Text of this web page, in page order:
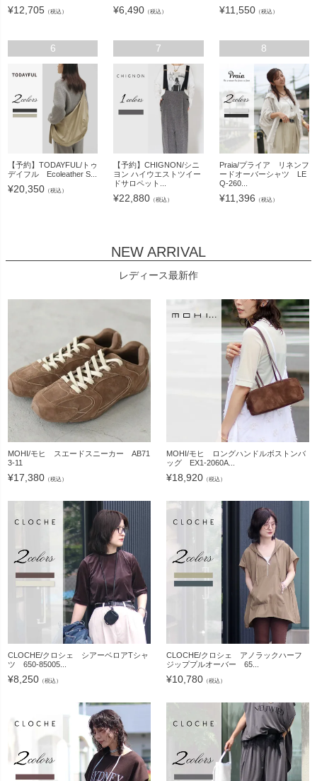
¥12,705 （税込） ¥6,490 （税込） ¥11,550（税込）
6
【予約】TODAYFUL/トゥ
デイフル Ecoleather S...
¥20,350 （税込）
7
【予約】CHIGNON/シニ
ヨン ハイウエストツイー
ドサロペット...
¥22,880 （税込）
8
Praia/プライア リネンフ
ードオーバーシャツ LE
Q-260...
¥11,396 （税込）
NEW ARRIVAL
レディース最新作
MOHI/モヒ スエードスニーカー AB71
3-11
¥17,380 （税込）
MOHI/モヒ ロングハンドルボストンバ
ッグ EX1-2060A...
¥18,920 （税込）
CLOCHE/クロシェ シアーベロアTシャ
ツ 650-85005...
¥8,250 （税込）
CLOCHE/クロシェ アノラックハーフ
ジッププルオーバー 65...
¥10,780 （税込）